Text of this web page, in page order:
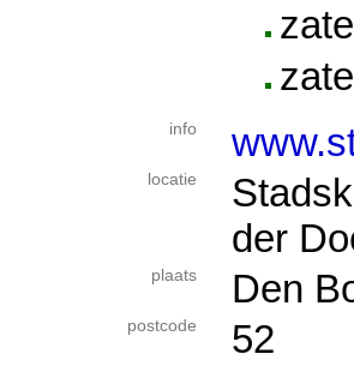
info
locatie
der
plaats Den
postcode 52